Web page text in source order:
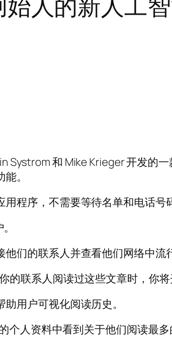
Systrom 和 Mike Krieger 开发的
。
程序，不需要等待名单和电话号
们的联系人并查看他们网络中流
的联系人阅读过这些文章时，你
用户可视化阅读历史。
个人资料中看到关于他们阅读最多